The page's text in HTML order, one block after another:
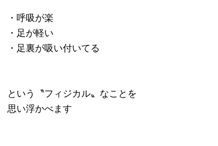
・呼吸が楽
・足が軽い
・足裏が吸い付いてる
という〝フィジカル〟なことを
思い浮かべます